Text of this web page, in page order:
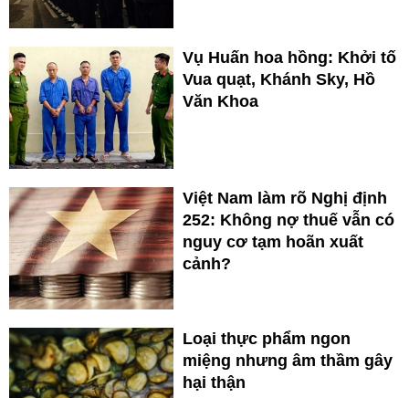
Vụ Huấn hoa hồng: Khởi tố
Vua quạt, Khánh Sky, Hồ
Văn Khoa
Việt Nam làm rõ Nghị định
252: Không nợ thuế vẫn có
nguy cơ tạm hoãn xuất
cảnh?
Loại thực phẩm ngon
miệng nhưng âm thầm gây
hại thận